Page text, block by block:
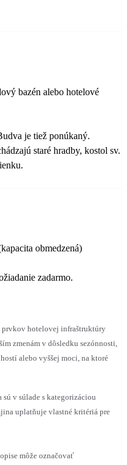
bazén alebo hotelové
je tiež ponúkaný.
staré hradby, kostol sv.
obmedzená)
zadarmo.
prvkov hotelovej infraštruktúry
zmenám v dôsledku sezónnosti,
alebo vyššej moci, na ktoré
v súlade s kategorizáciou
uplatňuje vlastné kritériá pre
môže označovať